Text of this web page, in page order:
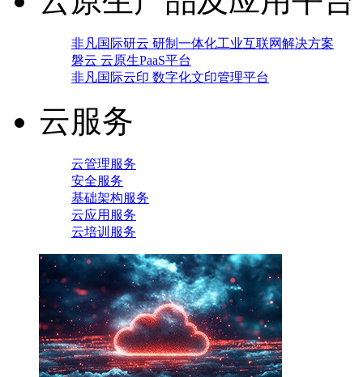
非凡国际研云 研制一体化工业互联网解决方案
磐云 云原生PaaS平台
非凡国际云印 数字化文印管理平台
云服务
云管理服务
安全服务
基础架构服务
云应用服务
云培训服务